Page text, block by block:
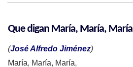
Que digan María, María, María
(José Alfredo Jiménez)
María, María, María,